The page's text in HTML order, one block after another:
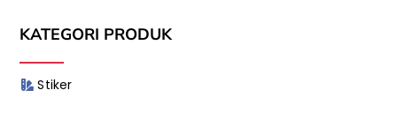
KATEGORI PRODUK
Stiker